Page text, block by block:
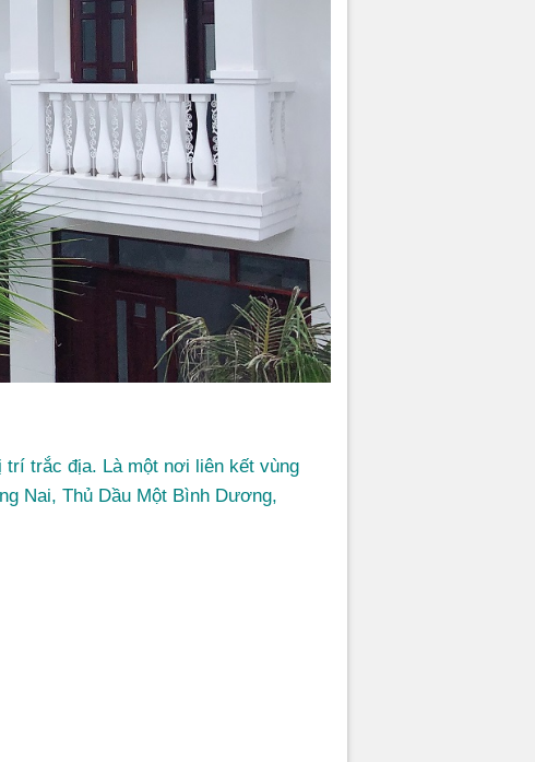
trí trắc địa. Là một nơi liên kết vùng
Nai, Thủ Dầu Một Bình Dương,